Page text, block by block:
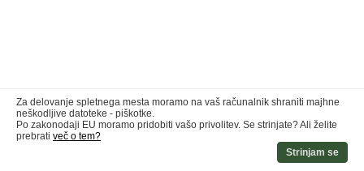
Za delovanje spletnega mesta moramo na vaš računalnik shraniti majhne
neškodljive datoteke - piškotke.
Po zakonodaji EU moramo pridobiti vašo privolitev. Se strinjate? Ali želite
prebrati več o tem?
Strinjam se